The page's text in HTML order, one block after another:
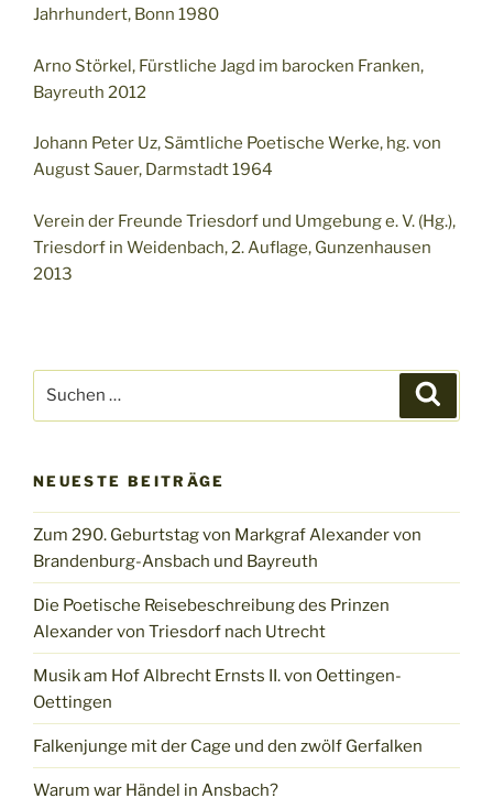
Jahrhundert, Bonn 1980
Arno Störkel, Fürstliche Jagd im barocken Franken,
Bayreuth 2012
Johann Peter Uz, Sämtliche Poetische Werke, hg. von
August Sauer, Darmstadt 1964
Verein der Freunde Triesdorf und Umgebung e. V. (Hg.),
Triesdorf in Weidenbach, 2. Auflage, Gunzenhausen
2013
nach:
NEUESTE BEITRÄGE
Zum 290. Geburtstag von Markgraf Alexander von
Brandenburg-Ansbach und Bayreuth
Die Poetische Reisebeschreibung des Prinzen
Alexander von Triesdorf nach Utrecht
Musik am Hof Albrecht Ernsts II. von Oettingen-
Oettingen
Falkenjunge mit der Cage und den zwölf Gerfalken
Warum war Händel in Ansbach?